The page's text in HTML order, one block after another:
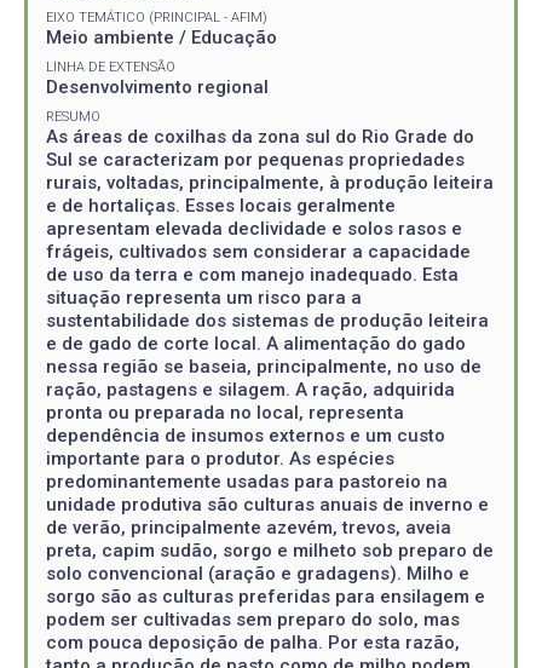
EIXO TEMÁTICO (PRINCIPAL - AFIM)
Meio ambiente / Educação
LINHA DE EXTENSÃO
Desenvolvimento regional
RESUMO
As áreas de coxilhas da zona sul do Rio Grade do
Sul se caracterizam por pequenas propriedades
rurais, voltadas, principalmente, à produção leiteira
e de hortaliças. Esses locais geralmente
apresentam elevada declividade e solos rasos e
frágeis, cultivados sem considerar a capacidade
de uso da terra e com manejo inadequado. Esta
situação representa um risco para a
sustentabilidade dos sistemas de produção leiteira
e de gado de corte local. A alimentação do gado
nessa região se baseia, principalmente, no uso de
ração, pastagens e silagem. A ração, adquirida
pronta ou preparada no local, representa
dependência de insumos externos e um custo
importante para o produtor. As espécies
predominantemente usadas para pastoreio na
unidade produtiva são culturas anuais de inverno e
de verão, principalmente azevém, trevos, aveia
preta, capim sudão, sorgo e milheto sob preparo de
solo convencional (aração e gradagens). Milho e
sorgo são as culturas preferidas para ensilagem e
podem ser cultivadas sem preparo do solo, mas
com pouca deposição de palha. Por esta razão,